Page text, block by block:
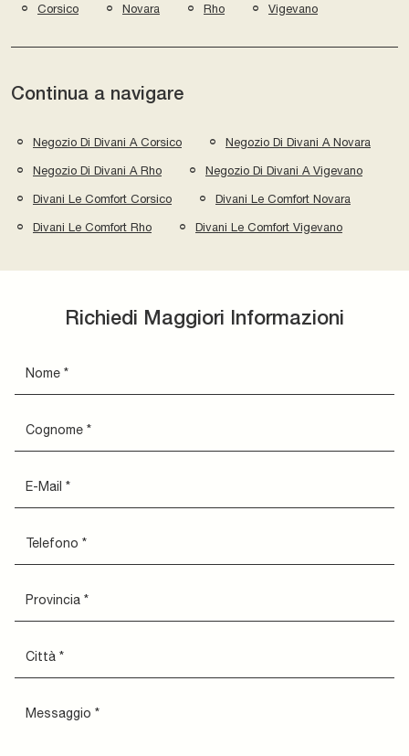
Corsico Novara Rho Vigevano
Continua a navigare
Negozio Di Divani A Corsico Negozio Di Divani A Novara
Negozio Di Divani A Rho Negozio Di Divani A Vigevano
Divani Le Comfort Corsico Divani Le Comfort Novara
Divani Le Comfort Rho Divani Le Comfort Vigevano
Richiedi Maggiori Informazioni